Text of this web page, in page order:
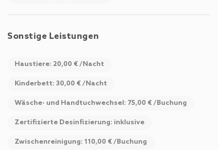
Hochkönig bereits nach rund 500 Metern. Im Sommer laden
beeindruckende Bergwelt rund um Dienten am Hochkönig zu
einen aktiven Urlaub in den österreichischen Alpen.
Sonstige Leistungen
Haustiere: 20,00 € /Nacht
Kinderbett: 30,00 € /Nacht
Wäsche- und Handtuchwechsel: 75,00 € /Buchung
Zertifizierte Desinfizierung: inklusive
Zwischenreinigung: 110,00 € /Buchung